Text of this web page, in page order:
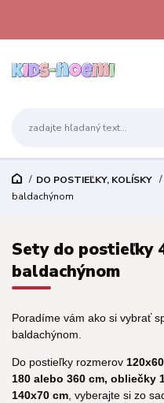
DO POSTIEĽKY, KOLÍSKY
baldachýnom
Sety do postieľky
baldachýnom
Poradíme vám ako si vybrať
baldachýnom.
Do postieľky rozmerov
180 alebo 360 cm, obliečky
140x70 cm, vyberajte si zo